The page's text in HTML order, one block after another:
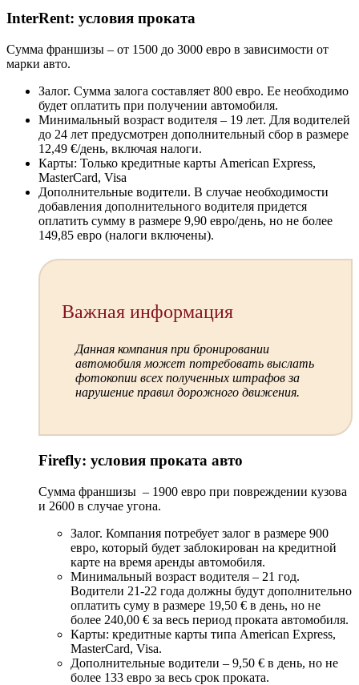
InterRent: условия проката
Сумма франшизы – от 1500 до 3000 евро в зависимости от
марки авто.
Залог. Сумма залога составляет 800 евро. Ее необходимо
будет оплатить при получении автомобиля.
Минимальный возраст водителя – 19 лет. Для водителей
до 24 лет предусмотрен дополнительный сбор в размере
12,49 €/день, включая налоги.
Карты: Только кредитные карты American Express,
MasterCard, Visa
Дополнительные водители. В случае необходимости
добавления дополнительного водителя придется
оплатить сумму в размере 9,90 евро/день, но не более
149,85 евро (налоги включены).
Важная информация
Данная компания при бронировании
автомобиля может потребовать выслать
фотокопии всех полученных штрафов за
нарушение правил дорожного движения.
Firefly: условия проката авто
Сумма франшизы – 1900 евро при повреждении кузова
и 2600 в случае угона.
Залог. Компания потребует залог в размере 900
евро, который будет заблокирован на кредитной
карте на время аренды автомобиля.
Минимальный возраст водителя – 21 год.
Водители 21-22 года должны будут дополнительно
оплатить суму в размере 19,50 € в день, но не
более 240,00 € за весь период проката автомобиля.
Карты: кредитные карты типа American Express,
MasterCard, Visa.
Дополнительные водители – 9,50 € в день, но не
более 133 евро за весь срок проката.